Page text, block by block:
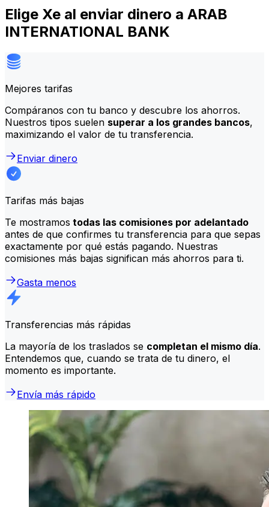
Elige Xe al enviar dinero a ARAB
INTERNATIONAL BANK
Mejores tarifas
Compáranos con tu banco y descubre los ahorros.
Nuestros tipos suelen superar a los grandes bancos,
maximizando el valor de tu transferencia.
Enviar dinero
Tarifas más bajas
Te mostramos todas las comisiones por adelantado
antes de que confirmes tu transferencia para que sepas
exactamente por qué estás pagando. Nuestras
comisiones más bajas significan más ahorros para ti.
Gasta menos
Transferencias más rápidas
La mayoría de los traslados se completan el mismo día.
Entendemos que, cuando se trata de tu dinero, el
momento es importante.
Envía más rápido